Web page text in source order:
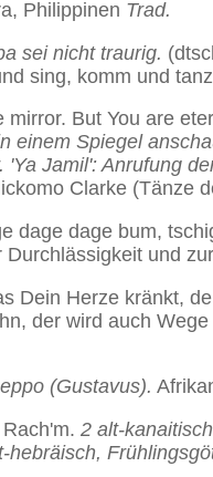
Philippinen Trad.
sei nicht traurig.
sing, komm und
mirror. But You are
einem Spiegel
'Ya Jamil': Anrufung
Clarke (Tänze
dage dage bum,
Durchlässigkeit und
Dein Herze kränkt,
der wird auch
(Gustavus).
2 alt-